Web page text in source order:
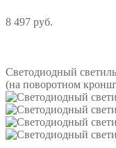
8 497 руб.
Светодиодный
(на поворотном